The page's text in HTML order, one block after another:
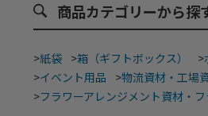
商品カテゴリーから探
>紙袋 >箱（ギフトボックス） >
>イベント用品 >物流資材・工場
>フラワーアレンジメント資材・